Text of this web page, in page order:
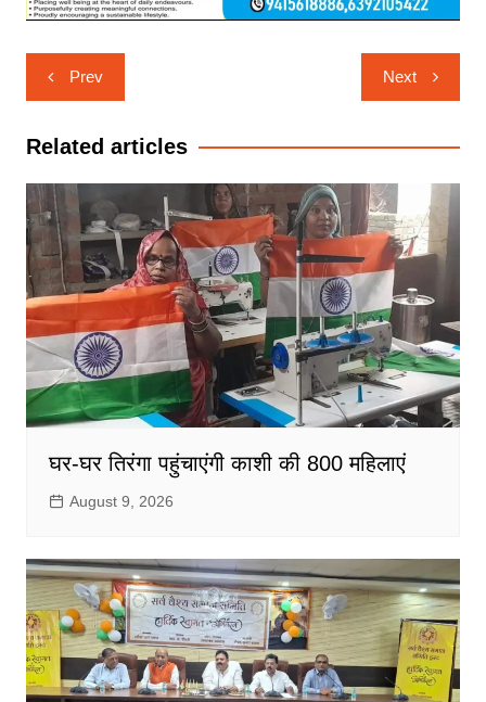
Post
navigation
Prev Next
Related articles
घर-घर तिरंगा पहुंचाएंगी काशी की 800 महिलाएं
August 9, 2026